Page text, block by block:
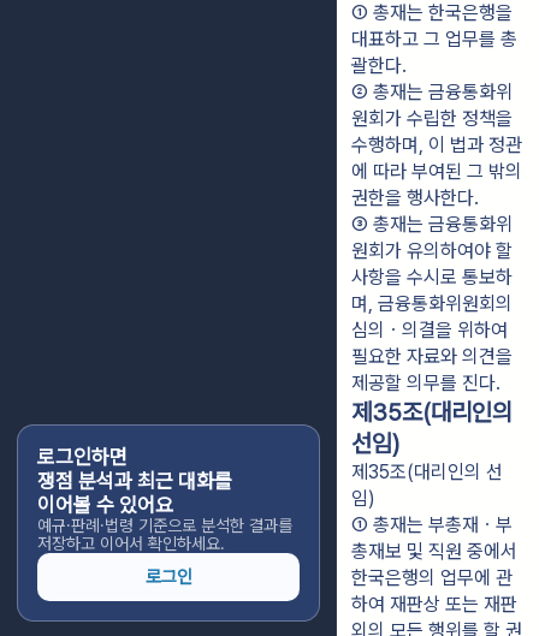
로그인하면
쟁점 분석과 최근 대화를
이어볼 수 있어요
예규·판례·법령 기준으로 분석한 결과를
저장하고 이어서 확인하세요.
로그인
① 총재는 한국은행을
대표하고 그 업무를 총
괄한다.
② 총재는 금융통화위
원회가 수립한 정책을
수행하며, 이 법과 정관
에 따라 부여된 그 밖의
권한을 행사한다.
③ 총재는 금융통화위
원회가 유의하여야 할
사항을 수시로 통보하
며, 금융통화위원회의
심의ㆍ의결을 위하여
필요한 자료와 의견을
제공할 의무를 진다.
제35조(대리인의
선임)
제35조(대리인의 선
임)
① 총재는 부총재ㆍ부
총재보 및 직원 중에서
한국은행의 업무에 관
하여 재판상 또는 재판
외의 모든 행위를 할 권